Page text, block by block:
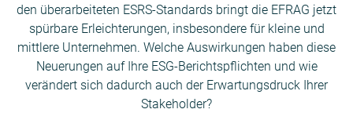
den überarbeiteten ESRS-Standards bringt die EFRAG jetzt
spürbare Erleichterungen, insbesondere für kleine und
mittlere Unternehmen. Welche Auswirkungen haben diese
Neuerungen auf Ihre ESG-Berichtspflichten und wie
verändert sich dadurch auch der Erwartungsdruck Ihrer
Stakeholder?